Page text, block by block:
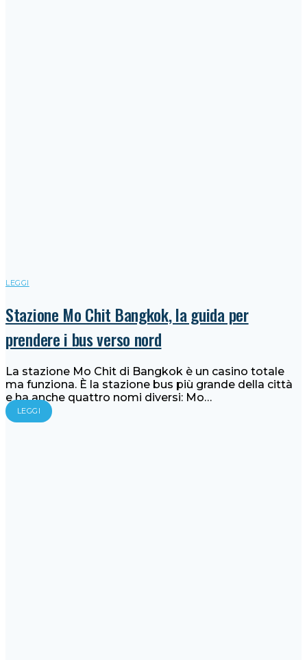
LEGGI
Stazione Mo Chit Bangkok, la guida per
prendere i bus verso nord
La stazione Mo Chit di Bangkok è un casino totale
ma funziona. È la stazione bus più grande della città
e ha anche quattro nomi diversi: Mo…
LEGGI